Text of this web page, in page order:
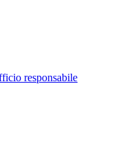
responsabile